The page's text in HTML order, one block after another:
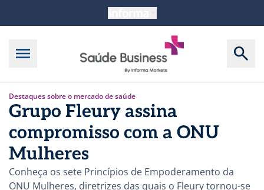
Destaques sobre o mercado de saúde
Grupo Fleury assina
compromisso com a ONU
Mulheres
Conheça os sete Princípios de Empoderamento da
ONU Mulheres, diretrizes das quais o Fleury tornou-se